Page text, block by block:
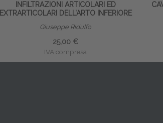
INFILTRAZIONI ARTICOLARI ED
EXTRARTICOLARI DELL’ARTO INFERIORE
Giuseppe Ridulfo
25,00 €
IVA compresa